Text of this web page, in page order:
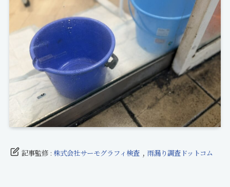
記事監修 : 株式会社サーモグラフィ検査 ,雨漏り調査ドットコム